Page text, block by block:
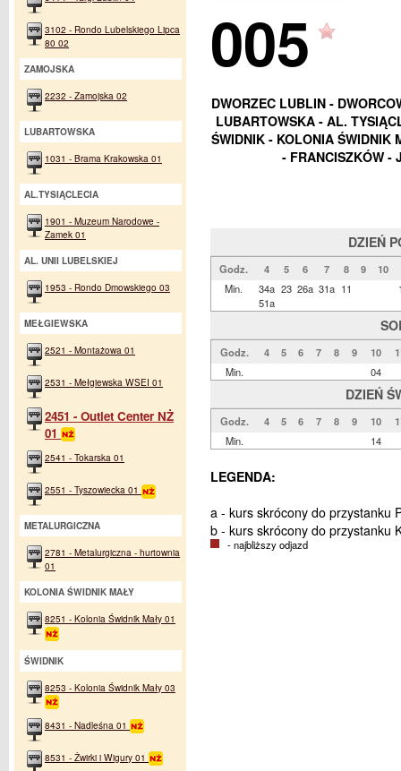
005
DWORZEC LUBLIN -
LUBARTOWSKA - AL.
ŚWIDNIK - KOLONIA ŚWIDNIK
- FRANCISZKÓW -
DZIEŃ
Godz. 4 5 6 7 8 9
10
Min.
34a
51a
23 26a 31a 11
Godz. 4 5 6 7 8 9 10
Min.
04
DZIEŃ
Godz. 4 5 6 7 8 9 10
Min.
14
LEGENDA:
a - kurs skrócony do przystanku
b - kurs skrócony do przystanku
- najbliższy odjazd
3102 - Rondo Lubelskiego Lipca
80 02
ZAMOJSKA
2232 - Zamojska 02
LUBARTOWSKA
1031 - Brama Krakowska 01
AL.TYSIĄCLECIA
1901 - Muzeum Narodowe -
Zamek 01
AL. UNII LUBELSKIEJ
1953 - Rondo Dmowskiego 03
MEŁGIEWSKA
2521 - Montażowa 01
2531 - Mełgiewska WSEI 01
2451 - Outlet Center NŻ
01
2541 - Tokarska 01
2551 - Tyszowiecka 01
METALURGICZNA
2781 - Metalurgiczna - hurtownia
01
KOLONIA ŚWIDNIK MAŁY
8251 - Kolonia Świdnik Mały 01
ŚWIDNIK
8253 - Kolonia Świdnik Mały 03
8431 - Nadleśna 01
8531 - Żwirki i Wigury 01